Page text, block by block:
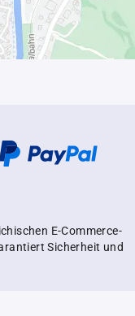
E-Commerce-
Sicherheit und